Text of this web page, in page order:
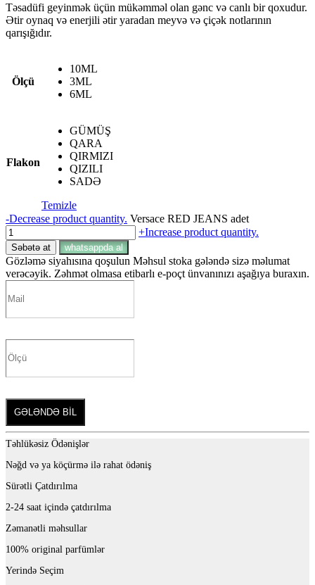
Təsadüfi geyinmək üçün mükəmməl olan gənc və canlı bir qoxudur.
Ətir oynaq və enerjili ətir yaradan meyvə və çiçək notlarının
qarışığıdır.
Ölçü
10ML
3ML
6ML
Flakon
GÜMÜŞ
QARA
QIRMIZI
QIZILI
SADƏ
Temizle
-Decrease product quantity. Versace RED JEANS adet
+Increase product quantity.
Səbətə at whatsappda al
Gözləmə siyahısına qoşulun Məhsul stoka gələndə sizə məlumat
verəcəyik. Zəhmət olmasa etibarlı e-poçt ünvanınızı aşağıya buraxın.
GƏLƏNDƏ BİL
Təhlükəsiz Ödənişlər
Nəğd və ya köçürmə ilə rahat ödəniş
Sürətli Çatdırılma
2-24 saat içində çatdırılma
Zəmanətli məhsullar
100% original parfümlər
Yerində Seçim